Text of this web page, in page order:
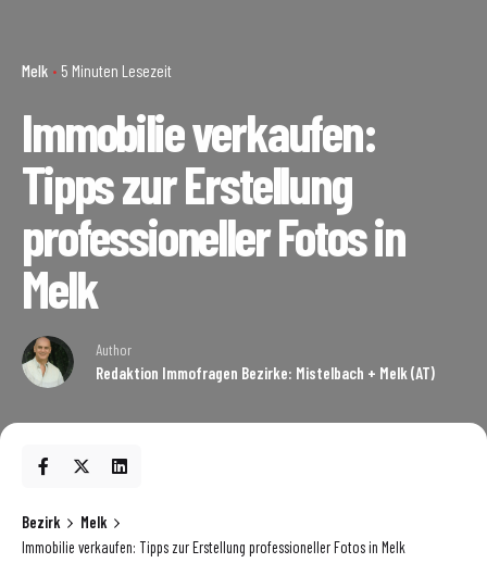
Melk 5 Minuten Lesezeit
Immobilie verkaufen:
Tipps zur Erstellung
professioneller Fotos in
Melk
Author
Redaktion Immofragen Bezirke: Mistelbach + Melk (AT)
Bezirk
Melk
Immobilie verkaufen: Tipps zur Erstellung professioneller Fotos in Melk